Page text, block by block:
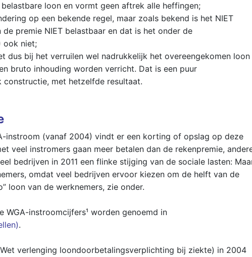
loon en vormt geen aftrek alle heffingen;
op een bekende regel, maar zoals bekend is het NIET
de premie NIET belastbaar en dat is het onder de
ook niet;
dus bij het verruilen wel nadrukkelijk het overeengekomen loon
bruto inhouding worden verricht. Dat is een puur
constructie, met hetzelfde resultaat.
instroom (vanaf 2004) vindt er een korting of opslag op deze
veel instromers gaan meer betalen dan de rekenpremie,
bedrijven in 2011 een flinke stijging van de sociale lasten:
omdat veel bedrijven ervoor kiezen om de helft van de
loon van de werknemers, zie onder.
WGA-instroomcijfers¹ worden genoemd in
.
verlenging loondoorbetalingsverplichting bij ziekte) in 2004